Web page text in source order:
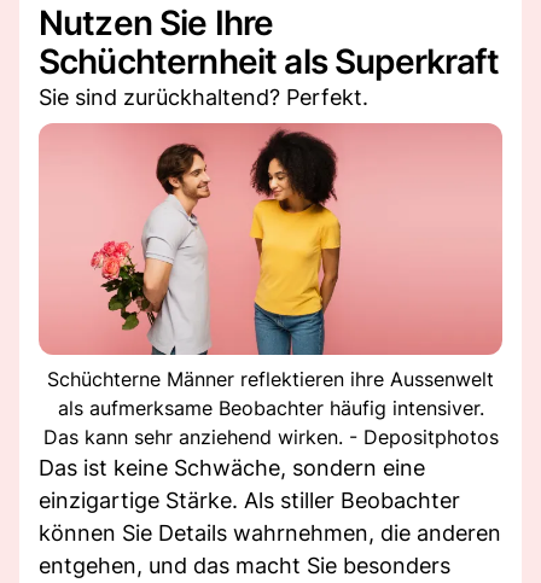
Nutzen Sie Ihre
Schüchternheit als Superkraft
Sie sind zurückhaltend? Perfekt.
Schüchterne Männer reflektieren ihre Aussenwelt
als aufmerksame Beobachter häufig intensiver.
Das kann sehr anziehend wirken. - Depositphotos
Das ist keine Schwäche, sondern eine
einzigartige Stärke. Als stiller Beobachter
können Sie Details wahrnehmen, die anderen
entgehen, und das macht Sie besonders